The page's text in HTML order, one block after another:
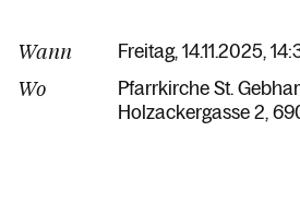
Wann Freitag, 14.11.2025,
Wo
Pfarrkirche St.
Holzackergasse 2